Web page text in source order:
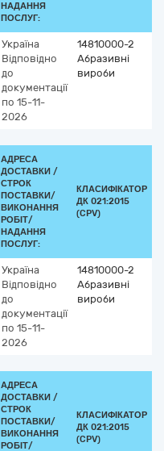
НАДАННЯ
ПОСЛУГ:
Україна
Відповідно
до
документації
по 15-11-
2026
14810000-2
Абразивні
вироби
АДРЕСА
ДОСТАВКИ /
СТРОК
ПОСТАВКИ/
ВИКОНАННЯ
РОБІТ/
НАДАННЯ
ПОСЛУГ:
КЛАСИФІКАТОР
ДК 021:2015
(CPV)
Україна
Відповідно
до
документації
по 15-11-
2026
14810000-2
Абразивні
вироби
АДРЕСА
ДОСТАВКИ /
СТРОК
ПОСТАВКИ/
ВИКОНАННЯ
РОБІТ/
КЛАСИФІКАТОР
ДК 021:2015
(CPV)